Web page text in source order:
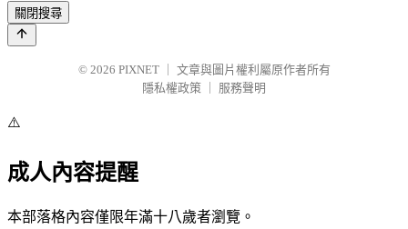
關閉搜尋
© 2026 PIXNET
文章與圖片權利屬原作者所有
隱私權政策
服務聲明
⚠️
成人內容提醒
本部落格內容僅限年滿十八歲者瀏覽。